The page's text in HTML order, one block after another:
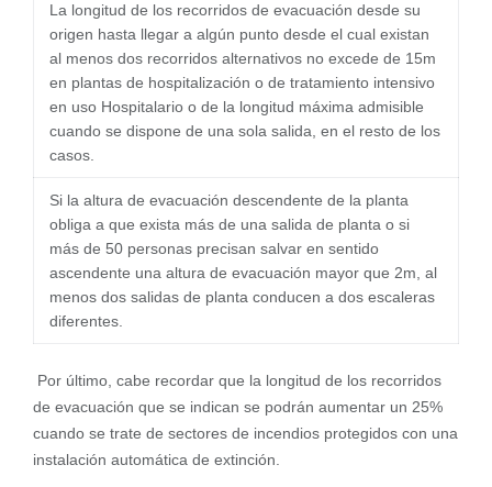
La longitud de los recorridos de evacuación desde su
origen hasta llegar a algún punto desde el cual existan
al menos dos recorridos alternativos no excede de 15m
en plantas de hospitalización o de tratamiento intensivo
en uso Hospitalario o de la longitud máxima admisible
cuando se dispone de una sola salida, en el resto de los
casos.
Si la altura de evacuación descendente de la planta
obliga a que exista más de una salida de planta o si
más de 50 personas precisan salvar en sentido
ascendente una altura de evacuación mayor que 2m, al
menos dos salidas de planta conducen a dos escaleras
diferentes.
Por último, cabe recordar que la longitud de los recorridos
de evacuación que se indican se podrán aumentar un 25%
cuando se trate de sectores de incendios protegidos con una
instalación automática de extinción.